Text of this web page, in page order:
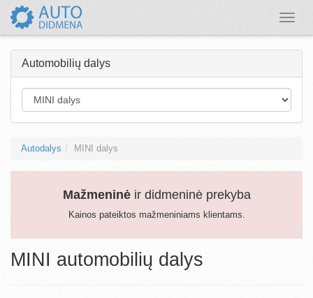
Toggle
Automobilių dalys
Autodalys MINI dalys
Mažmeninėir didmeninė prekyba
Kainos pateiktos mažmeniniams klientams.
MINI automobilių dalys